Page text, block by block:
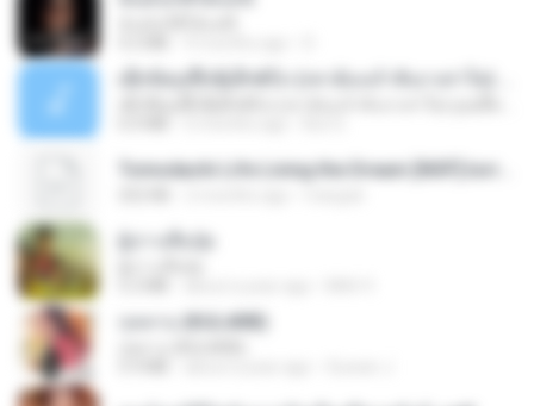
กุหลาบ (KULARB)